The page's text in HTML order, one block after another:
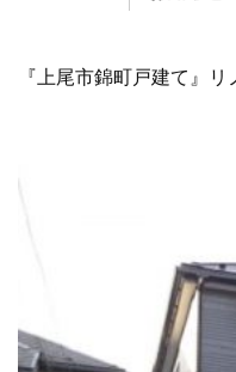
『上尾市錦町戸建て』